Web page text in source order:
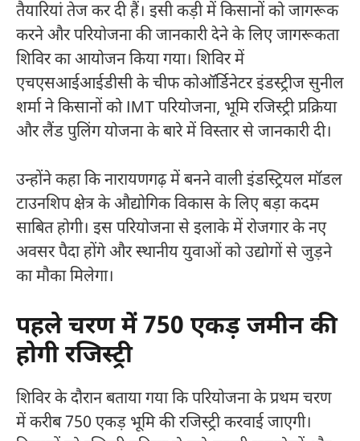
तैयारियां तेज कर दी हैं। इसी कड़ी में किसानों को जागरूक
करने और परियोजना की जानकारी देने के लिए जागरूकता
शिविर का आयोजन किया गया। शिविर में
एचएसआईआईडीसी के चीफ कोऑर्डिनेटर इंडस्ट्रीज सुनील
शर्मा ने किसानों को IMT परियोजना, भूमि रजिस्ट्री प्रक्रिया
और लैंड पुलिंग योजना के बारे में विस्तार से जानकारी दी।
उन्होंने कहा कि नारायणगढ़ में बनने वाली इंडस्ट्रियल मॉडल
टाउनशिप क्षेत्र के औद्योगिक विकास के लिए बड़ा कदम
साबित होगी। इस परियोजना से इलाके में रोजगार के नए
अवसर पैदा होंगे और स्थानीय युवाओं को उद्योगों से जुड़ने
का मौका मिलेगा।
पहले चरण में 750 एकड़ जमीन की
होगी रजिस्ट्री
शिविर के दौरान बताया गया कि परियोजना के प्रथम चरण
में करीब 750 एकड़ भूमि की रजिस्ट्री करवाई जाएगी।